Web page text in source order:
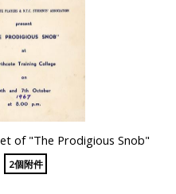
of "The Prodigious Snob"
2個附件